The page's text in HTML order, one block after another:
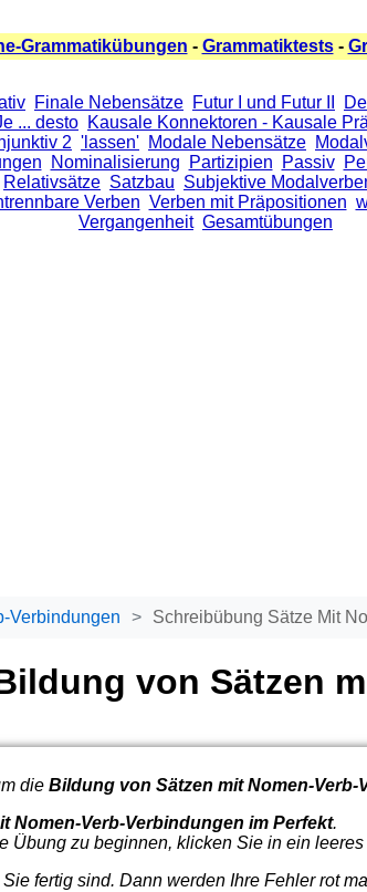
Grammatikübungen - Grammatiktests-
Finale Nebensätze Futur I und Futur II
... desto Kausale Konnektoren - Kausale
2 'lassen' Modale Nebensätze
Nominalisierung Partizipien Passiv
Relativsätze Satzbau Subjektive
Verben Verben mit Präpositionen
Vergangenheit Gesamtübungen
Verbindungen Schreibübung Sätze Mit
von Sätzen
dieBildung von Sätzen mit Nomen-Verb-
Nomen-Verb-Verbindungen im Perfekt.
Übung zu beginnen, klicken Sie in ein
fertig sind. Dann werden Ihre Fehler rot